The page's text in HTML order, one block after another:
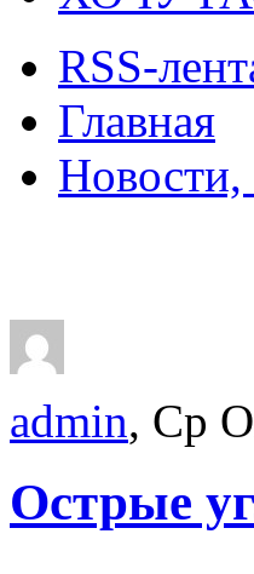
RSS-
Главная
admin, Ср
Острые